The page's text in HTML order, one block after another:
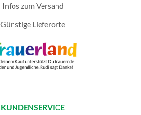
Infos zum Versand
Günstige Lieferorte
KUNDENSERVICE